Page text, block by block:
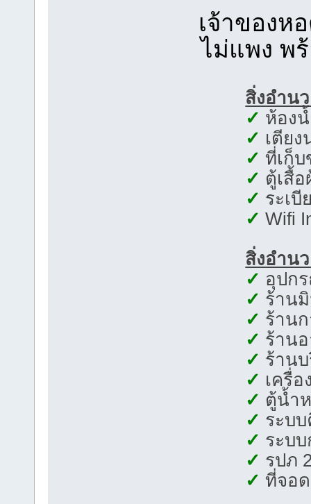
เจ้าของห
ไม่แพง พ
สิ่งอำน
✓ ห้อง
✓ เตีย
✓ ที่เก็
✓ ตู้เสื้
✓ ระเ
✓ Wifi
สิ่งอำน
✓ อุปก
✓ ร้าน
✓ ร้าน
✓ ร้าน
✓ ร้าน
✓ เครื่
✓ ตู้น้ำ
✓ ระบ
✓ ระบ
✓ รปภ
✓ ที่จอ